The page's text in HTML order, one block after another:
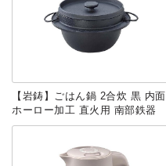
【岩鋳】ごはん鍋 2合炊 黒 内面
ホーロー加工 直火用 南部鉄器